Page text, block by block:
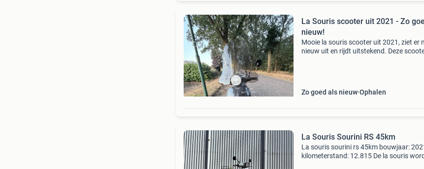
La Souris scooter uit 2021 - Zo
nieuw!
Mooie la souris scooter uit 2021, ziet er
nieuw uit en rijdt uitstekend. Deze
Zo goed als nieuw Ophalen
La Souris Sourini RS 45km
La souris sourini rs 45km bouwjaar:
kilometerstand: 12.815 De la souris